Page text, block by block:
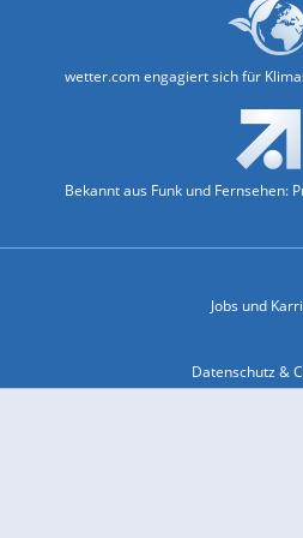
wetter.com engagiert sich für
Bekannt aus Funk und Fernsehen:
Jobs und
Datenschutz &